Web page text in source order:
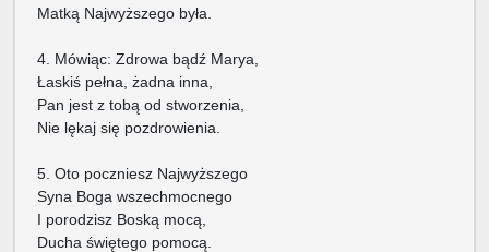
Matką Najwyższego była.
4. Mówiąc: Zdrowa bądź Marya,
Łaskiś pełna, żadna inna,
Pan jest z tobą od stworzenia,
Nie lękaj się pozdrowienia.
5. Oto poczniesz Najwyższego
Syna Boga wszechmocnego
I porodzisz Boską mocą,
Ducha świętego pomocą.